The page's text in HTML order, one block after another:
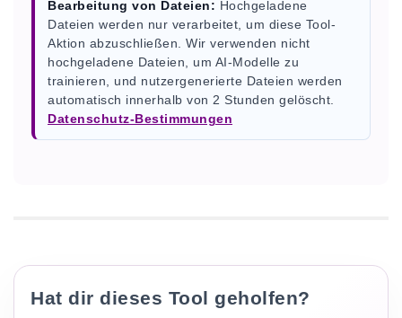
Bearbeitung von Dateien: Hochgeladene
Dateien werden nur verarbeitet, um diese Tool-
Aktion abzuschließen. Wir verwenden nicht
hochgeladene Dateien, um AI-Modelle zu
trainieren, und nutzergenerierte Dateien werden
automatisch innerhalb von 2 Stunden gelöscht.
Datenschutz-Bestimmungen
Hat dir dieses Tool geholfen?